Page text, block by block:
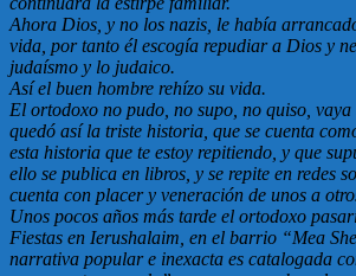
Ahora Dios, y no los nazis, le había
vida, por tanto él escogía repudiar a Dios y
judaísmo y lo judaico.
Así el buen hombre rehízo su vida.
El ortodoxo no pudo, no supo, no quiso,
quedó así la triste historia, que se cuenta
esta historia que te estoy repitiendo, y que
ello se publica en libros, y se repite en redes
cuenta con placer y veneración de unos a
Unos pocos años más tarde el ortodoxo
Fiestas en Ierushalaim, en el barrio “Mea
narrativa popular e inexacta es catalogada